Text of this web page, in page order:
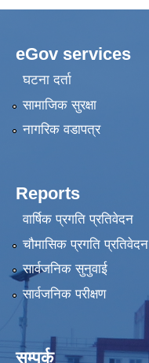
eGov services
घटना दर्ता
सामाजिक सुरक्षा
नागरिक वडापत्र
Reports
वार्षिक प्रगति प्रतिवेदन
चौमासिक प्रगति प्रतिवेदन
सार्वजनिक सुनुवाई
सार्वजनिक परीक्षण
सम्पर्क